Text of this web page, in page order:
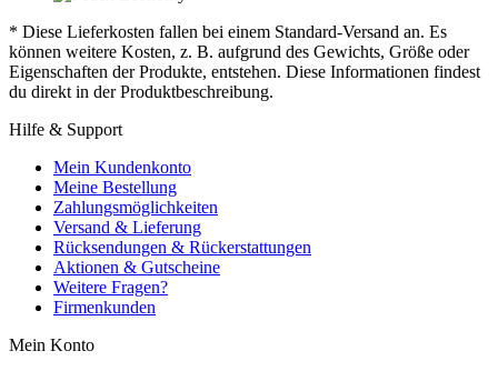
* Diese Lieferkosten fallen bei einem Standard-Versand an. Es
können weitere Kosten, z. B. aufgrund des Gewichts, Größe oder
Eigenschaften der Produkte, entstehen. Diese Informationen findest
du direkt in der Produktbeschreibung.
Hilfe & Support
Mein Kundenkonto
Meine Bestellung
Zahlungsmöglichkeiten
Versand & Lieferung
Rücksendungen & Rückerstattungen
Aktionen & Gutscheine
Weitere Fragen?
Firmenkunden
Mein Konto